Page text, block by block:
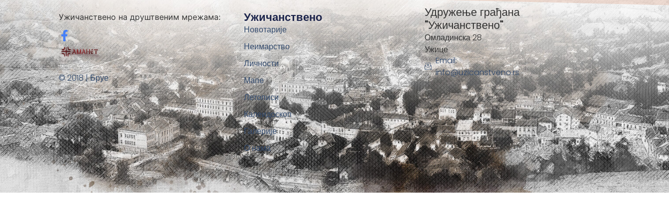
Ужичанствено на друштвеним мрежама:
© 2018 | Бруе
Ужичанствено
Новотарије
Неимарство
Личности
Мапе
Летописи
Калеидоскоп
Галерије
О нама
Удружење грађана
"Ужичанствено"
Омладинска 28
Ужице
Email:
info@uzicanstveno.rs